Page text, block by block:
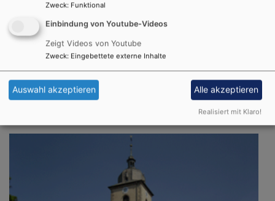
So, 20.9. 9:30 Uhr
Festgottesdienst zur Kirchweih
Schwebheim Auferstehungskirche
Zweck: Funktional
Einbindung von Youtube-Videos
Zeigt Videos von Youtube
Zweck: Eingebettete externe Inhalte
Auswahl akzeptieren Alle akzeptieren
Realisiert mit Klaro!